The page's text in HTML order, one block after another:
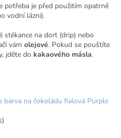
potřeba je před použitím opatrně
vodní lázni).
stékance na dort (drip) nebo
vám olejové. Pokud se pouštíte
jděte do kakaového másla.
barva na čokoládu fialová Purple